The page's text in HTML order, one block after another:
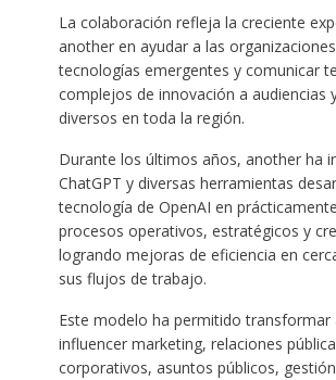
La colaboración refleja la creciente
another en ayudar a las
tecnologías emergentes y comunicar
complejos de innovación a audiencias
diversos en toda la región.
Durante los últimos años, another ha
ChatGPT y diversas herramientas
tecnología de OpenAI en
procesos operativos, estratégicos y
logrando mejoras de eficiencia en
sus flujos de trabajo.
Este modelo ha permitido transformar
influencer marketing, relaciones
corporativos, asuntos públicos,